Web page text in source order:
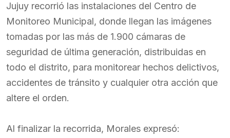
Jujuy recorrió las instalaciones del Centro de
Monitoreo Municipal, donde llegan las imágenes
tomadas por las más de 1.900 cámaras de
seguridad de última generación, distribuidas en
todo el distrito, para monitorear hechos delictivos,
accidentes de tránsito y cualquier otra acción que
altere el orden.
Al finalizar la recorrida, Morales expresó: